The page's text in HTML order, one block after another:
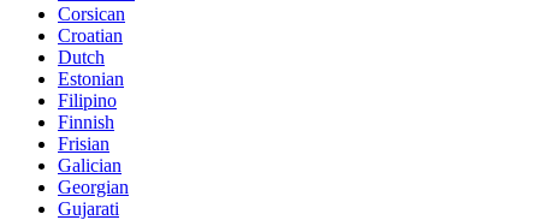
Corsican
Croatian
Dutch
Estonian
Filipino
Finnish
Frisian
Galician
Georgian
Gujarati